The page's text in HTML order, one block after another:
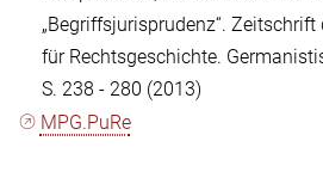
„Begriffsjurisprudenz“.
für Rechtsgeschichte.
S. 238 - 280 (2013)
MPG.PuRe